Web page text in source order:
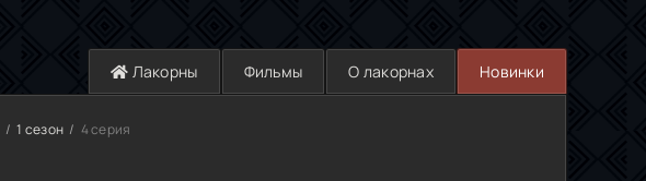
Лакорны Фильмы О лакорнах Новинки
1 сезон 4 серия